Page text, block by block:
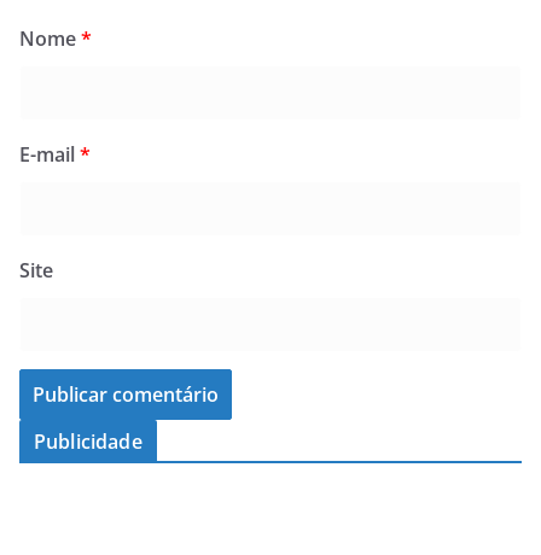
Nome*
E-mail*
Site
Publicidade